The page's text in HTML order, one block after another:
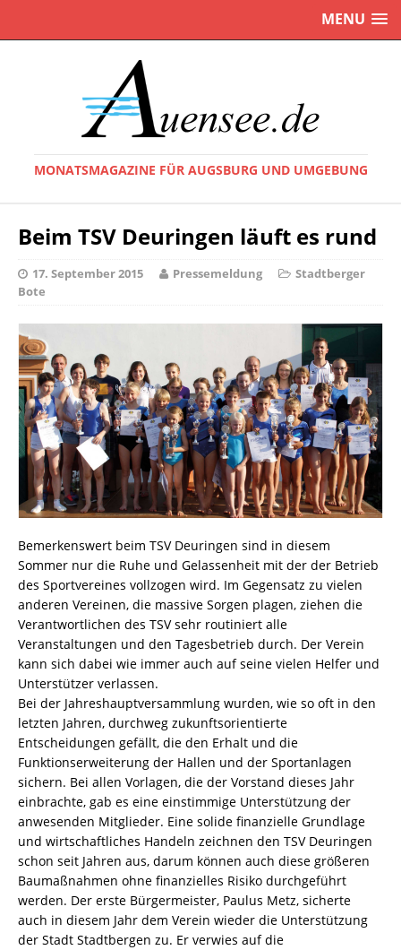
MENU
MONATSMAGAZINE FÜR AUGSBURG UND UMGEBUNG
Beim TSV Deuringen läuft es rund
17. September 2015 Pressemeldung
Stadtberger
Bote
Bemerkenswert beim TSV Deuringen sind in diesem
Sommer nur die Ruhe und Gelassenheit mit der der Betrieb
des Sportvereines vollzogen wird. Im Gegensatz zu vielen
anderen Vereinen, die massive Sorgen plagen, ziehen die
Verantwortlichen des TSV sehr routiniert alle
Veranstaltungen und den Tagesbetrieb durch. Der Verein
kann sich dabei wie immer auch auf seine vielen Helfer und
Unterstützer verlassen.
Bei der Jahreshauptversammlung wurden, wie so oft in den
letzten Jahren, durchweg zukunftsorientierte
Entscheidungen gefällt, die den Erhalt und die
Funktionserweiterung der Hallen und der Sportanlagen
sichern. Bei allen Vorlagen, die der Vorstand dieses Jahr
einbrachte, gab es eine einstimmige Unterstützung der
anwesenden Mitglieder. Eine solide finanzielle Grundlage
und wirtschaftliches Handeln zeichnen den TSV Deuringen
schon seit Jahren aus, darum können auch diese größeren
Baumaßnahmen ohne finanzielles Risiko durchgeführt
werden. Der erste Bürgermeister, Paulus Metz, sicherte
auch in diesem Jahr dem Verein wieder die Unterstützung
der Stadt Stadtbergen zu. Er verwies auf die